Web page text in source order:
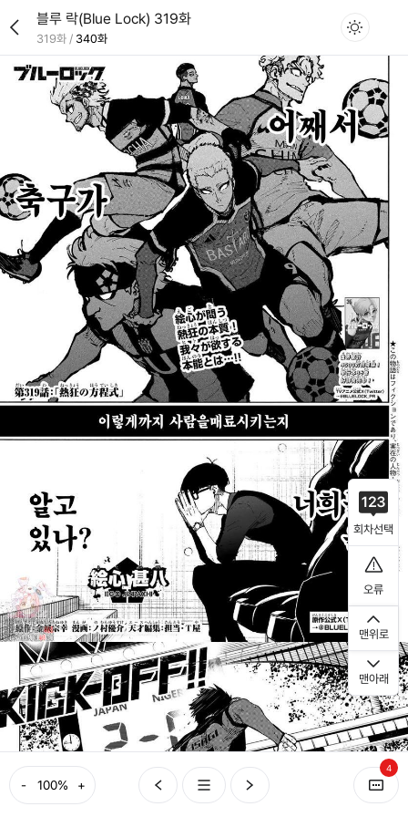
블루 락(Blue Lock) 319화
319화 / 340화
- +
4
회차선택
오류
맨위로
맨아래